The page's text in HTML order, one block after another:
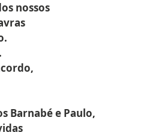
nossos
Barnabé e Paulo,